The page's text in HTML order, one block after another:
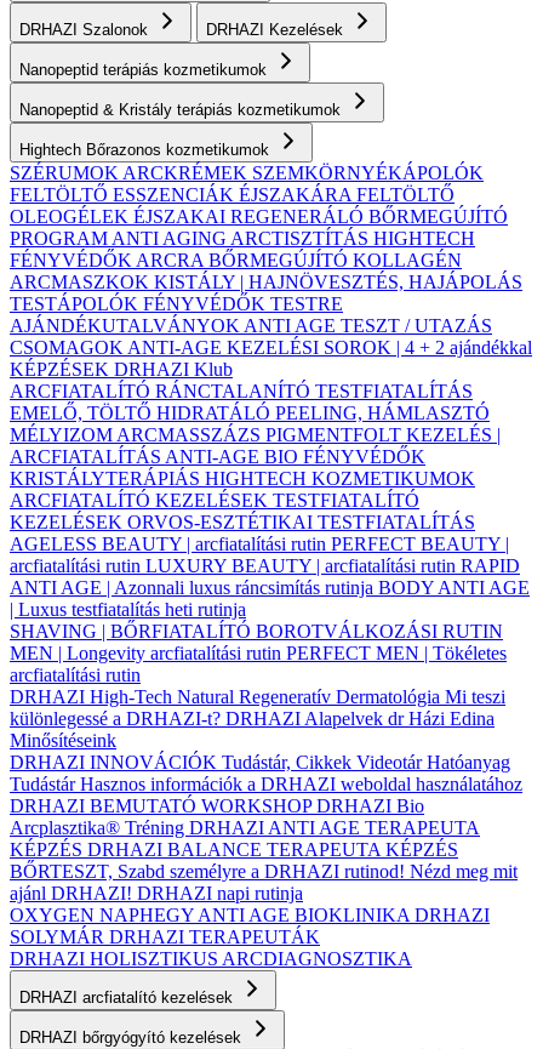
DRHAZI Szalonok DRHAZI Kezelések
Nanopeptid terápiás kozmetikumok
Nanopeptid & Kristály terápiás kozmetikumok
Hightech Bőrazonos kozmetikumok
SZÉRUMOK ARCKRÉMEK SZEMKÖRNYÉKÁPOLÓK
FELTÖLTŐ ESSZENCIÁK ÉJSZAKÁRA FELTÖLTŐ
OLEOGÉLEK ÉJSZAKAI REGENERÁLÓ BŐRMEGÚJÍTÓ
PROGRAM ANTI AGING ARCTISZTÍTÁS HIGHTECH
FÉNYVÉDŐK ARCRA BŐRMEGÚJÍTÓ KOLLAGÉN
ARCMASZKOK KISTÁLY | HAJNÖVESZTÉS, HAJÁPOLÁS
TESTÁPOLÓK FÉNYVÉDŐK TESTRE
AJÁNDÉKUTALVÁNYOK ANTI AGE TESZT / UTAZÁS
CSOMAGOK ANTI-AGE KEZELÉSI SOROK | 4 + 2 ajándékkal
KÉPZÉSEK DRHAZI Klub
ARCFIATALÍTÓ RÁNCTALANÍTÓ TESTFIATALÍTÁS
EMELŐ, TÖLTŐ HIDRATÁLÓ PEELING, HÁMLASZTÓ
MÉLYIZOM ARCMASSZÁZS PIGMENTFOLT KEZELÉS |
ARCFIATALÍTÁS ANTI-AGE BIO FÉNYVÉDŐK
KRISTÁLYTERÁPIÁS HIGHTECH KOZMETIKUMOK
ARCFIATALÍTÓ KEZELÉSEK TESTFIATALÍTÓ
KEZELÉSEK ORVOS-ESZTÉTIKAI TESTFIATALÍTÁS
AGELESS BEAUTY | arcfiatalítási rutin PERFECT BEAUTY |
arcfiatalítási rutin LUXURY BEAUTY | arcfiatalítási rutin RAPID
ANTI AGE | Azonnali luxus ráncsimítás rutinja BODY ANTI AGE
| Luxus testfiatalítás heti rutinja
SHAVING | BŐRFIATALÍTÓ BOROTVÁLKOZÁSI RUTIN
MEN | Longevity arcfiatalítási rutin PERFECT MEN | Tökéletes
arcfiatalítási rutin
DRHAZI High-Tech Natural Regeneratív Dermatológia Mi teszi
különlegessé a DRHAZI-t? DRHAZI Alapelvek dr Házi Edina
Minősítéseink
DRHAZI INNOVÁCIÓK Tudástár, Cikkek VideotárHatóanyag
TudástárHasznos információk a DRHAZI weboldal használatához
DRHAZI BEMUTATÓ WORKSHOPDRHAZI Bio
Arcplasztika® Tréning DRHAZI ANTI AGE TERAPEUTA
KÉPZÉS DRHAZI BALANCE TERAPEUTA KÉPZÉS
BŐRTESZT, Szabd személyre a DRHAZI rutinod! Nézd meg mit
ajánl DRHAZI! DRHAZI napi rutinja
OXYGEN NAPHEGY ANTI AGE BIOKLINIKA DRHAZI
SOLYMÁR DRHAZI TERAPEUTÁK
DRHAZI HOLISZTIKUS ARCDIAGNOSZTIKA
DRHAZI arcfiatalító kezelések
DRHAZI bőrgyógyító kezelések